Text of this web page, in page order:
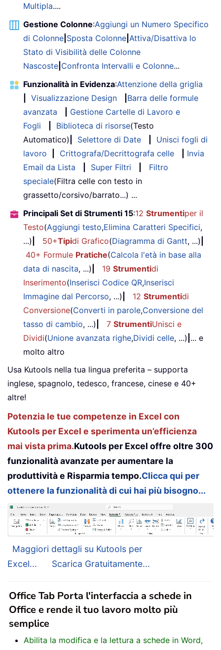
Multipla....
Gestione Colonne:Aggiungi un Numero Specifico
di Colonne Sposta Colonne Attiva/Disattiva lo
Stato di Visibilità delle Colonne
Nascoste Confronta Intervalli e Colonne...
Funzionalità in Evidenza:Attenzione della griglia
Visualizzazione Design
Barra delle formule
avanzata
Gestione Cartelle di Lavoro e
Fogli
Biblioteca di risorse(Testo
Automatico)
Selettore di Date
Unisci fogli di
lavoro
Crittografa/Decrittografa celle
Invia
Email da Lista
Super Filtri
Filtro
speciale(Filtra celle con testo in
grassetto/corsivo/barrato...) ...
Principali Set di Strumenti 15:12 Strumentiper il
Testo(Aggiungi testo,Elimina Caratteri Specifici,
...)
50+Tipidi Grafico(Diagramma di Gantt, ...)
40+ Formule Pratiche(Calcola l'età in base alla
data di nascita, ...) 19 Strumentidi
Inserimento(Inserisci Codice QR,Inserisci
Immagine dal Percorso, ...) 12 Strumentidi
Conversione(Converti in parole,Conversione del
tasso di cambio, ...) 7 StrumentiUnisci e
Dividi(Unione avanzata righe,Dividi celle, ...) ... e
molto altro
Usa Kutools nella tua lingua preferita – supporta
inglese, spagnolo, tedesco, francese, cinese e 40+
altre!
Potenzia le tue competenze in Excel con
Kutools per Excel e sperimenta un’efficienza
mai vista prima.Kutools per Excel offre oltre 300
funzionalità avanzate per aumentare la
produttività e Risparmia tempo.Clicca qui per
ottenere la funzionalità di cui hai più bisogno...
Maggiori dettagli su Kutools per
Excel...
Scarica Gratuitamente...
Office Tab Porta l'interfaccia a schede in
Office e rende il tuo lavoro molto più
semplice
Abilita la modifica e la lettura a schede in Word,